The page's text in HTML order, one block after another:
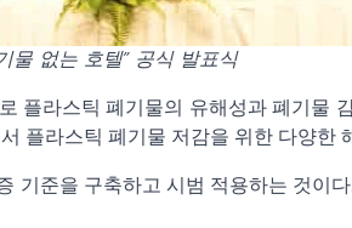
물 없는 호텔” 공식 발표식
플라스틱 폐기물의 유해성과 폐기물
플라스틱 폐기물 저감을 위한 다양한
준을 구축하고 시범 적용하는 것이